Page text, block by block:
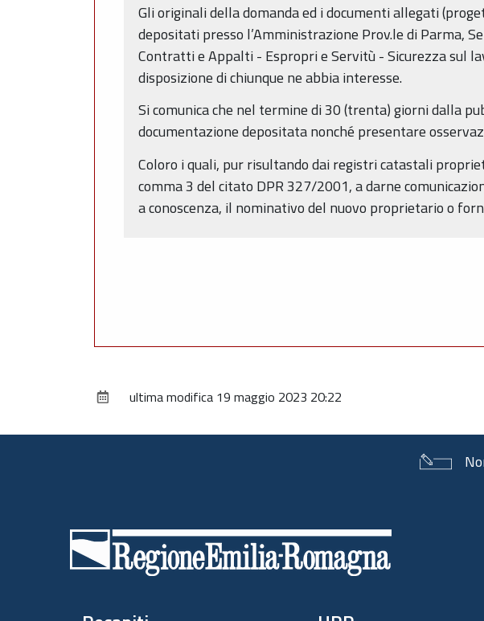
Gli originali della domanda ed i documenti allegati
depositati presso l’Amministrazione Prov.le di Parma,
Contratti e Appalti - Espropri e Servitù - Sicurezza sul
disposizione di chiunque ne abbia interesse.
Si comunica che nel termine di 30 (trenta) giorni dalla
documentazione depositata nonché presentare
Coloro i quali, pur risultando dai registri catastali
comma 3 del citato DPR 327/2001, a darne
a conoscenza, il nominativo del nuovo proprietario o
ultima modifica 19 maggio 2023 20:22